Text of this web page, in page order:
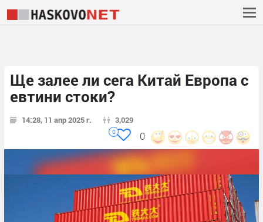
Ще залее ли сега Китай Европа с
евтини стоки?
14:28, 11 апр 2025 г. 3,029
0
0